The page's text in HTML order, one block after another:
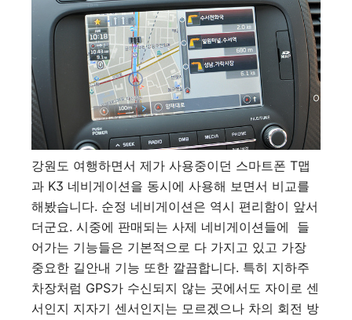
강원도 여행하면서 제가 사용중이던 스마트폰 T맵
과 K3 네비게이션을 동시에 사용해 보면서 비교를
해봤습니다. 순정 네비게이션은 역시 편리함이 앞서
더군요. 시중에 판매되는 사제 네비게이션들에 들
어가는 기능들은 기본적으로 다 가지고 있고 가장
중요한 길안내 기능 또한 깔끔합니다. 특히 지하주
차장처럼 GPS가 수신되지 않는 곳에서도 자이로 센
서인지 지자기 센서인지는 모르겠으나 차의 회전 방